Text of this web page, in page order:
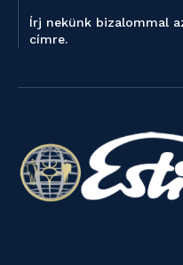
Írj nekünk bizalommal
címre.